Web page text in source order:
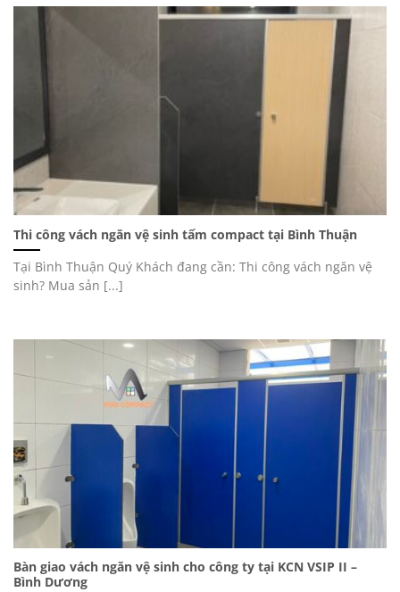
Thi công vách ngăn vệ sinh tấm compact tại Bình Thuận
Tại Bình Thuận Quý Khách đang cần: Thi công vách ngăn vệ
sinh? Mua sản [...]
Bàn giao vách ngăn vệ sinh cho công ty tại KCN VSIP II –
Bình Dương